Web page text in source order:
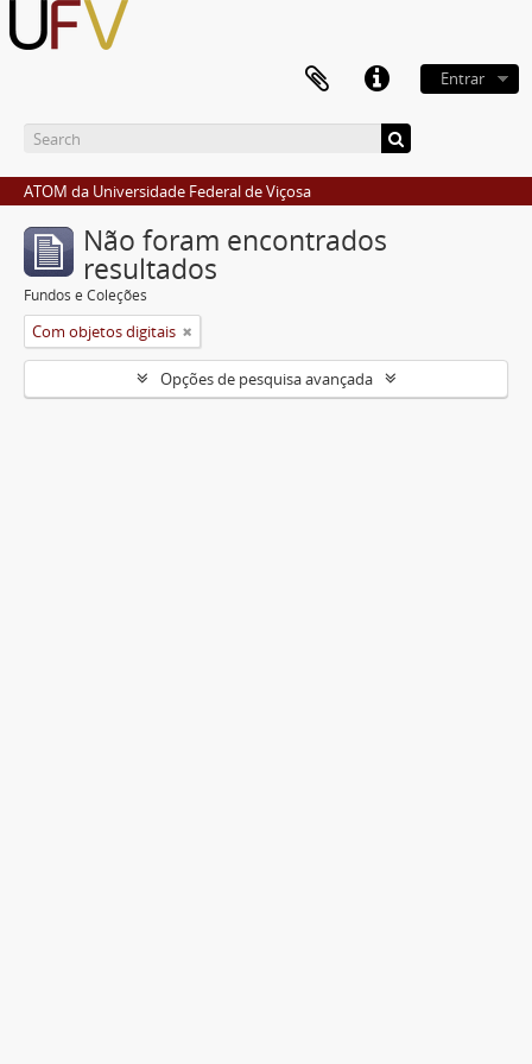
Entrar
ATOM da Universidade Federal de Viçosa
Não foram encontrados
resultados
Fundos e Coleções
Com objetos digitais
Opções de pesquisa avançada